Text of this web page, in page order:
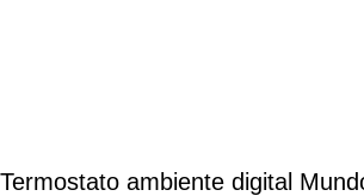
Termostato ambiente digital